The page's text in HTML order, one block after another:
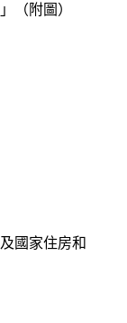
（附圖）
國家住房和